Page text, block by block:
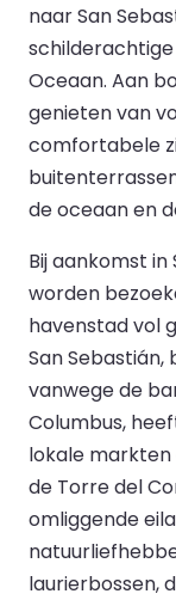
naar San
Oceaan. Aan
genieten van
comfortabele
de oceaan en
Bij aankomst in
worden
havenstad vol
San Sebastián,
vanwege de
Columbus,
lokale markten
de Torre del
omliggende
laurierbossen,